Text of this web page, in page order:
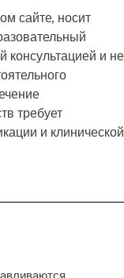
сайте, носит
консультацией и не
требует
и клинической